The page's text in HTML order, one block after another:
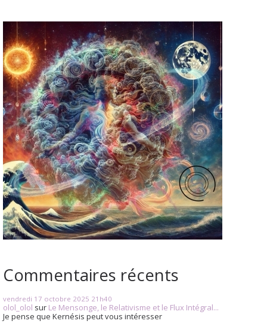
Commentaires récents
vendredi 17 octobre 2025 21h40
olol_olol sur Le Mensonge, le Relativisme et le Flux Intégral...
Je pense que Kernésis peut vous intéresser